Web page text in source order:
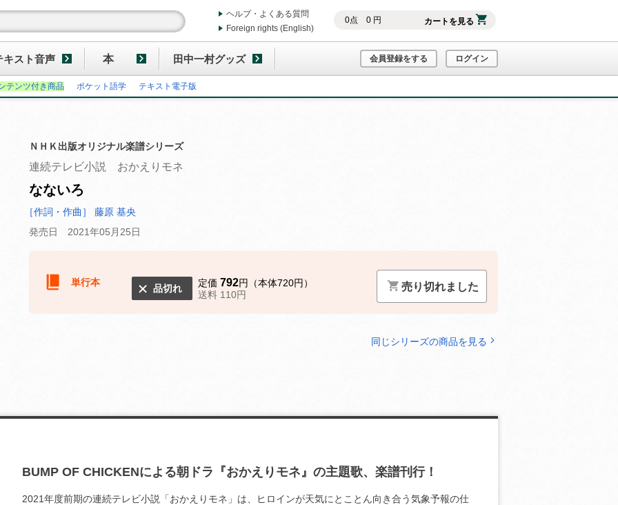
0点 0円 カートを見る
ヘルプ・よくある質問
Foreign rights (English)
キスト音声 本 田中一村グッズ 会員登録をする ログイン
テンツ付き商品 ポケット語学 テキスト電子版
ＮＨＫ出版オリジナル楽譜シリーズ
連続テレビ小説 おかえりモネ
なないろ
［作詞・作曲］ 藤原 基央
発売日 2021年05月25日
単行本
品切れ 定価 792円（本体720円）
送料 110円
売り切れました
同じシリーズの商品を見る
BUMP OF CHICKENによる朝ドラ『おかえりモネ』の主題歌、楽譜刊行！
2021年度前期の連続テレビ小説「おかえりモネ」は、ヒロインが天気にとことん向き合う気象予報の仕